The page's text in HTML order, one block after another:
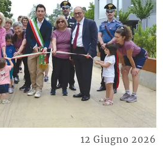
12 Giugno 2026